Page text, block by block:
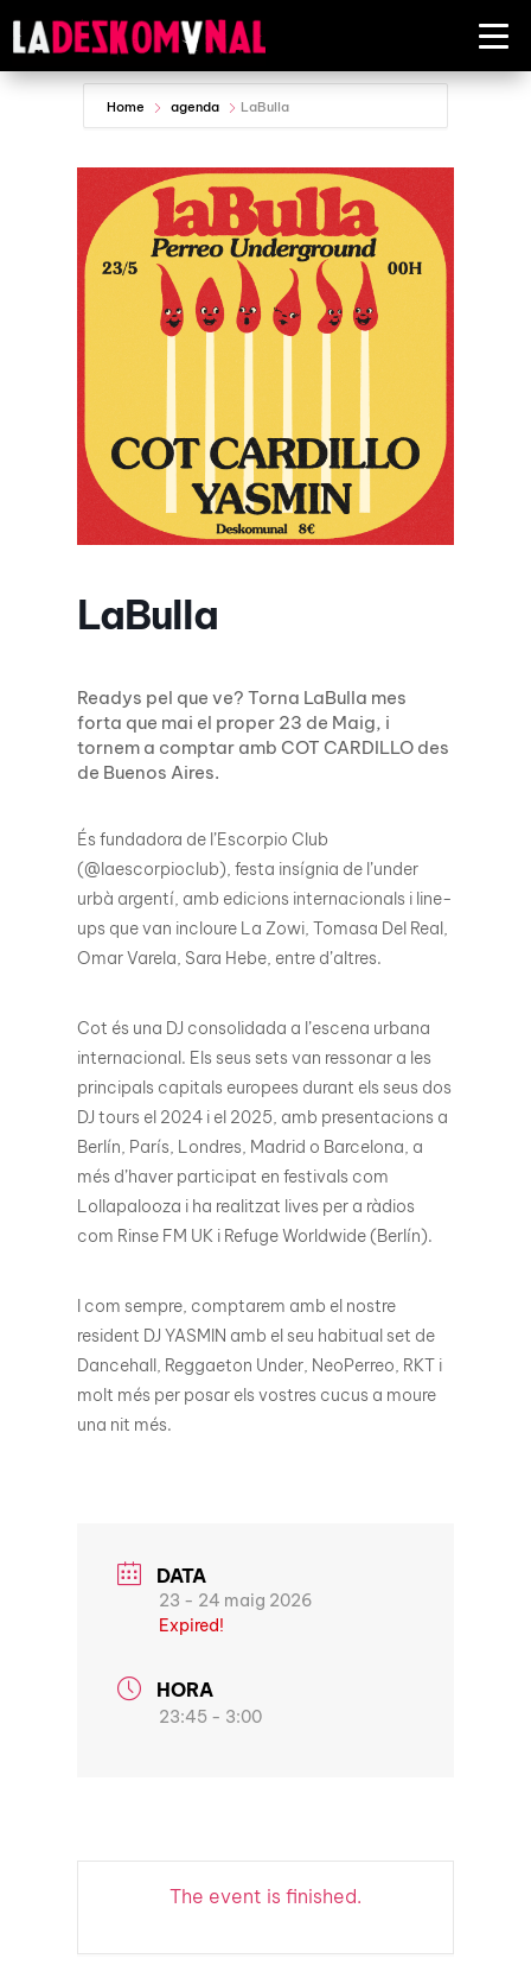
Home agenda LaBulla
LaBulla
Readys pel que ve? Torna LaBulla mes
forta que mai el proper 23 de Maig, i
tornem a comptar amb COT CARDILLO des
de Buenos Aires.
És fundadora de l’Escorpio Club
(@laescorpioclub), festa insígnia de l’under
urbà argentí, amb edicions internacionals i line-
ups que van incloure La Zowi, Tomasa Del Real,
Omar Varela, Sara Hebe, entre d’altres.
Cot és una DJ consolidada a l’escena urbana
internacional. Els seus sets van ressonar a les
principals capitals europees durant els seus dos
DJ tours el 2024 i el 2025, amb presentacions a
Berlín, París, Londres, Madrid o Barcelona, a
més d’haver participat en festivals com
Lollapalooza i ha realitzat lives per a ràdios
com Rinse FM UK i Refuge Worldwide (Berlín).
I com sempre, comptarem amb el nostre
resident DJ YASMIN amb el seu habitual set de
Dancehall, Reggaeton Under, NeoPerreo, RKT i
molt més per posar els vostres cucus a moure
una nit més.
DATA
23 - 24 maig 2026
Expired!
HORA
23:45 - 3:00
The event is finished.